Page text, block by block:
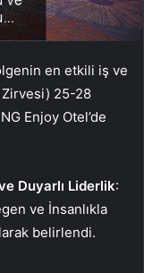
en etkili iş ve
25-28
Enjoy Otel’de
Duyarlı Liderlik:
ve İnsanlıkla
belirlendi.